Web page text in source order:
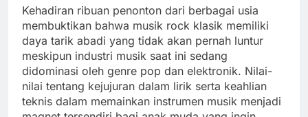
Kehadiran ribuan penonton dari berbagai usia
membuktikan bahwa musik rock klasik memiliki
daya tarik abadi yang tidak akan pernah luntur
meskipun industri musik saat ini sedang
didominasi oleh genre pop dan elektronik. Nilai-
nilai tentang kejujuran dalam lirik serta keahlian
teknis dalam memainkan instrumen musik menjadi